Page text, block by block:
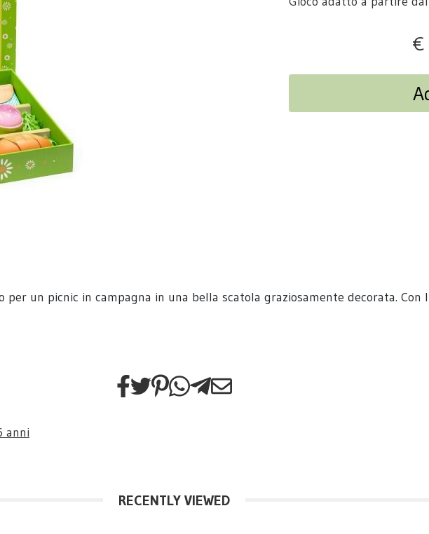
€
un picnic in campagna in una bella scatola graziosamente decorata. Con
anni
RECENTLY VIEWED